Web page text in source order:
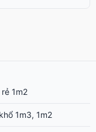
1m2
1m3, 1m2